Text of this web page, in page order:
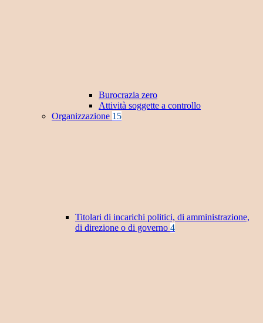
Burocrazia zero
Attività soggette a controllo
Organizzazione 15
Titolari di incarichi politici, di amministrazione,
di direzione o di governo 4